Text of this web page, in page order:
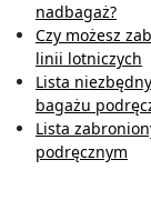
nadbagaż?
Czy możesz
linii lotniczych
Lista
bagażu
Lista
podręcznym